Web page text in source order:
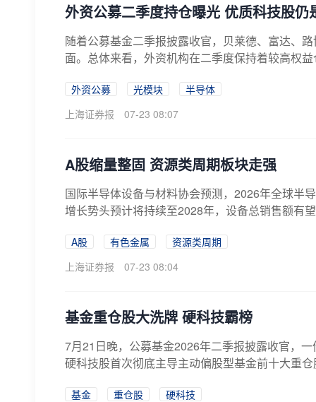
外资公募二季度持仓曝光 优质科技股仍
随着公募基金二季报披露收官，贝莱德、富达、
面。总体来看，外资机构在二季度保持着较高权
外资公募 光模块
半导体
上海证券报
07-23 08:07
A股缩量整固 资源类周期板块走强
国际半导体设备与材料协会预测，2026年全球半
增长势头预计将持续至2028年，设备总销售额有
A股 有色金属
资源类周期
上海证券报
07-23 08:04
基金重仓股大洗牌 硬科技霸榜
7月21日晚，公募基金2026年二季报披露收官，
硬科技股首次彻底主导主动偏股型基金前十大重
基金 重仓股
硬科技